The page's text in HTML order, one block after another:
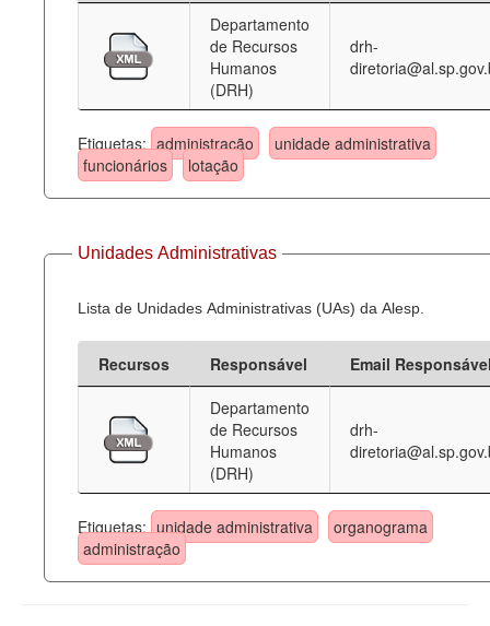
Departamento
de Recursos
Humanos
(DRH)
drh-
Etiquetas: administração
unidade administrativa
funcionários
lotação
Unidades Administrativas
Lista de Unidades Administrativas (UAs) da Alesp.
Recursos Responsável
Email
Departamento
de Recursos
Humanos
(DRH)
drh-
Etiquetas: unidade administrativa
organograma
administração